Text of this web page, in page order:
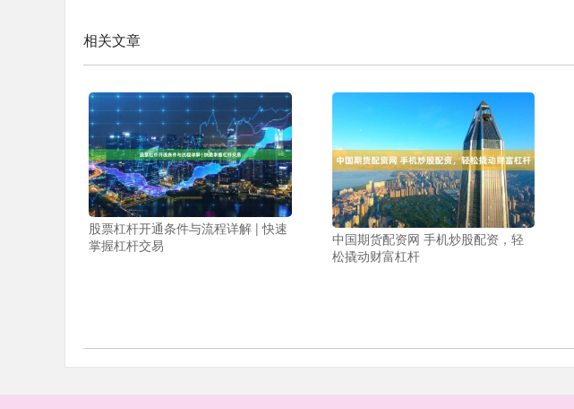
相关文章
股票杠杆开通条件与流程详解 | 快速
掌握杠杆交易
中国期货配资网 手机炒股配资，轻
松撬动财富杠杆